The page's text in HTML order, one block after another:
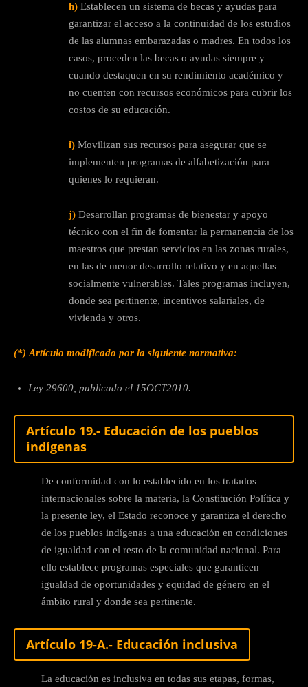
h) Establecen un sistema de becas y ayudas para
garantizar el acceso a la continuidad de los estudios
de las alumnas embarazadas o madres. En todos los
casos, proceden las becas o ayudas siempre y
cuando destaquen en su rendimiento académico y
no cuenten con recursos económicos para cubrir los
costos de su educación.
i) Movilizan sus recursos para asegurar que se
implementen programas de alfabetización para
quienes lo requieran.
j) Desarrollan programas de bienestar y apoyo
técnico con el fin de fomentar la permanencia de los
maestros que prestan servicios en las zonas rurales,
en las de menor desarrollo relativo y en aquellas
socialmente vulnerables. Tales programas incluyen,
donde sea pertinente, incentivos salariales, de
vivienda y otros.
(*)Artículo modificado por la siguiente normativa:
Ley 29600, publicado el 15OCT2010.
Artículo 19.- Educación de los pueblos
indígenas
De conformidad con lo establecido en los tratados
internacionales sobre la materia, la Constitución Política y
la presente ley, el Estado reconoce y garantiza el derecho
de los pueblos indígenas a una educación en condiciones
de igualdad con el resto de la comunidad nacional. Para
ello establece programas especiales que garanticen
igualdad de oportunidades y equidad de género en el
ámbito rural y donde sea pertinente.
Artículo 19-A.- Educación inclusiva
La educación es inclusiva en todas sus etapas, formas,